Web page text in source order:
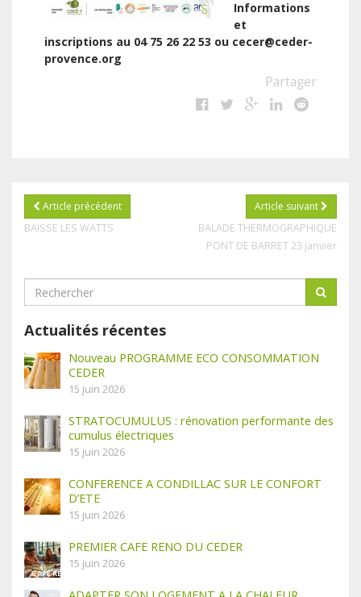
Informations
et
inscriptions au 04 75 26 22 53 ou cecer@ceder-
provence.org
Partager
Article précédent
BAISSE LES WATTS
Article suivant
BALADE THERMOGRAPHIQUE
PONT DE BARRET 23 janvier
Actualités récentes
Nouveau PROGRAMME ECO CONSOMMATION
CEDER
15 juin 2026
STRATOCUMULUS : rénovation performante des
cumulus électriques
15 juin 2026
CONFERENCE A CONDILLAC SUR LE CONFORT
D’ETE
15 juin 2026
PREMIER CAFE RENO DU CEDER
15 juin 2026